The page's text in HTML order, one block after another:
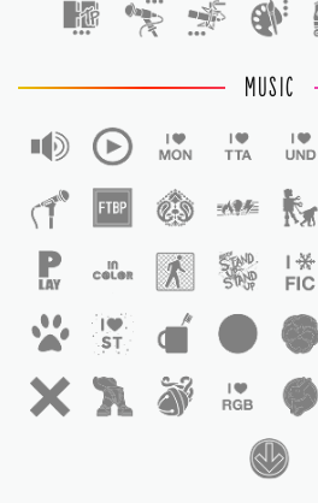
MUSIC